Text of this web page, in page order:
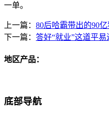
一单。
上一篇： 80后哈霸带出的90
下一篇： 答好“就业”这道平
地区产品：
底部导航